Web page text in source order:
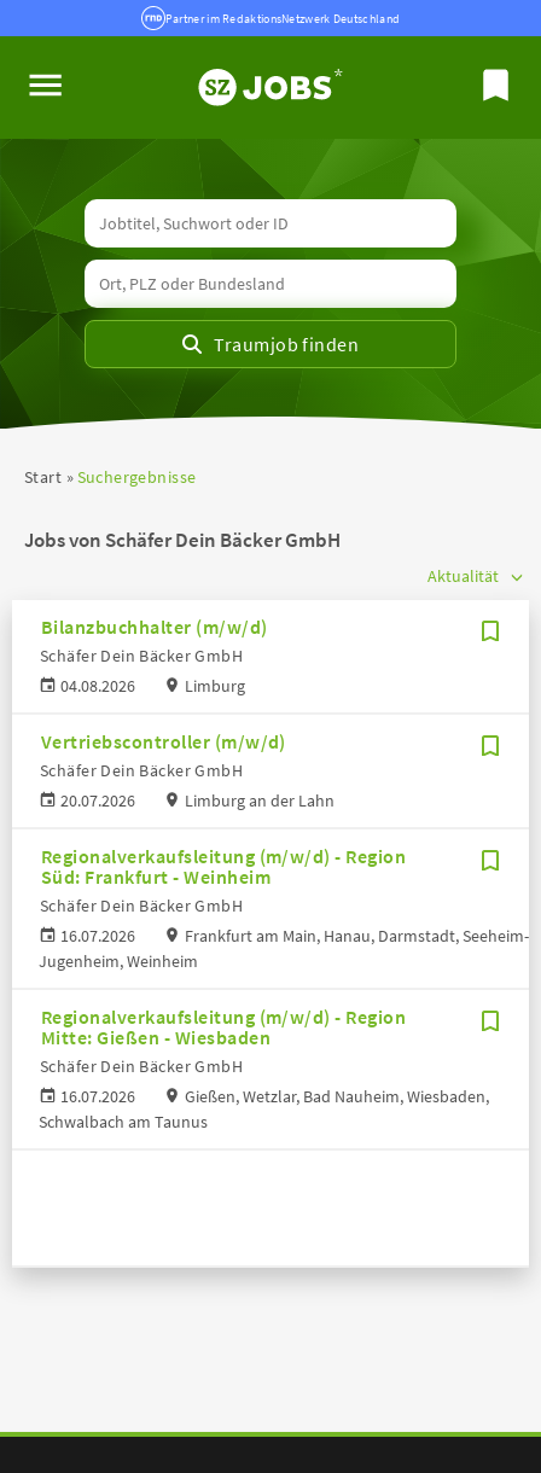
Partner im RedaktionsNetzwerk Deutschland
Start Suchergebnisse
Jobs von Schäfer Dein Bäcker GmbH
Bilanzbuchhalter (m/w/d)
04.08.2026
Schäfer Dein Bäcker GmbH
Limburg
Vertriebscontroller (m/w/d)
20.07.2026
Schäfer Dein Bäcker GmbH
Limburg an der Lahn
Regionalverkaufsleitung (m/w/d) - Region
Süd: Frankfurt - Weinheim
16.07.2026
Schäfer Dein Bäcker GmbH
Frankfurt am Main, Hanau, Darmstadt, Seeheim-
Jugenheim, Weinheim
Regionalverkaufsleitung (m/w/d) - Region
Mitte: Gießen - Wiesbaden
16.07.2026
Schäfer Dein Bäcker GmbH
Gießen, Wetzlar, Bad Nauheim, Wiesbaden,
Schwalbach am Taunus